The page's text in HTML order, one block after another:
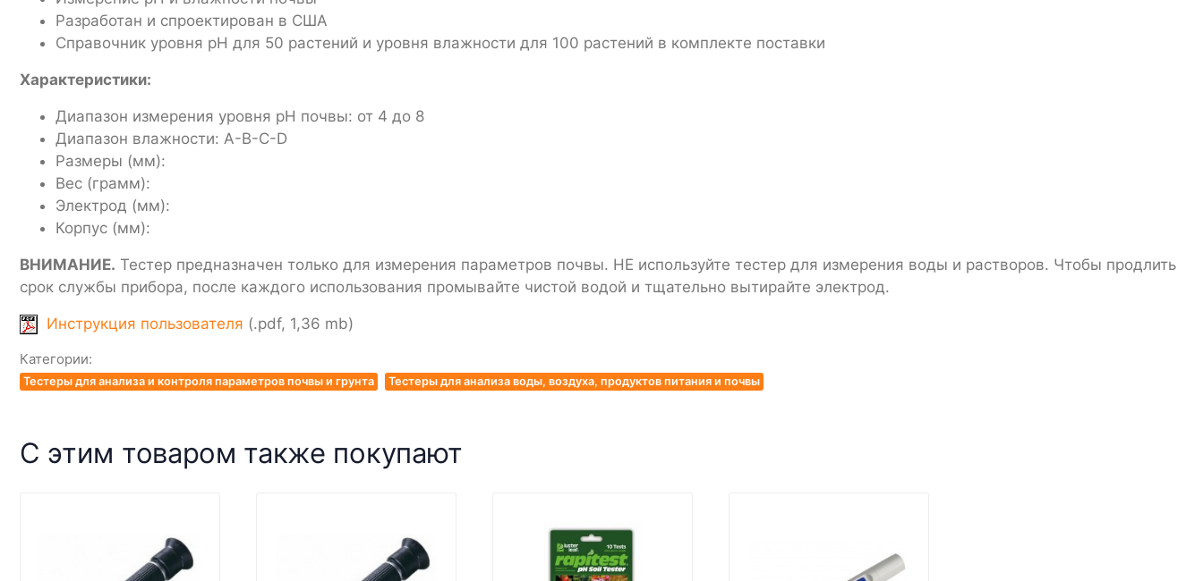
Разработан и спроектирован в США
Справочник уровня pH для 50 растений и уровня влажности для 100 растений в комплекте поставки
Характеристики:
Диапазон измерения уровня pH почвы: от 4 до 8
Диапазон влажности: A-B-C-D
Размеры (мм):
Вес (грамм):
Электрод (мм):
Корпус (мм):
ВНИМАНИЕ. Тестер предназначен только для измерения параметров почвы. НЕ используйте тестер для измерения воды и растворов. Чтобы продлить
срок службы прибора, после каждого использования промывайте чистой водой и тщательно вытирайте электрод.
Инструкция пользователя (.pdf, 1,36 mb)
Категории:
Тестеры для анализа и контроля параметров почвы и грунта Тестеры для анализа воды, воздуха, продуктов питания и почвы
С этим товаром также покупают